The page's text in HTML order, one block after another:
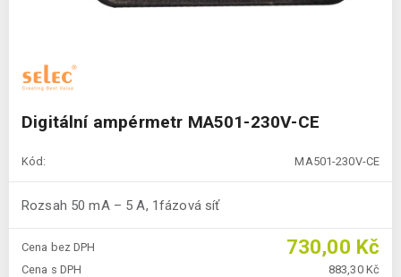
Digitální ampérmetr MA501-230V-CE
Kód: MA501-230V-CE
Rozsah 50 mA – 5 A, 1fázová síť
Cena bez DPH 730,00 Kč
Cena s DPH 883,30 Kč